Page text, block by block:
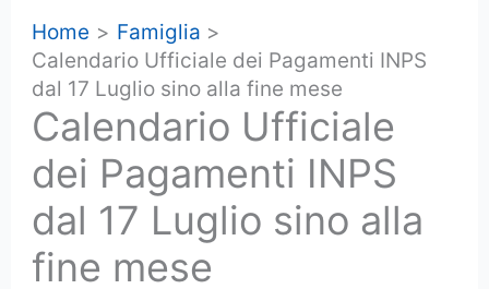
Home
Famiglia
Calendario Ufficiale dei Pagamenti INPS
dal 17 Luglio sino alla fine mese
Calendario Ufficiale
dei Pagamenti INPS
dal 17 Luglio sino alla
fine mese